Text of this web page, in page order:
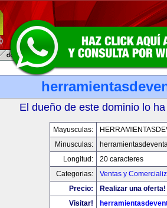
El dueño de este dominio lo
Mayusculas:
Minusculas:
Longitud:
20 caracteres
Categorias:
Ventas y
Precio:
Realizar una oferta!
Visitar!